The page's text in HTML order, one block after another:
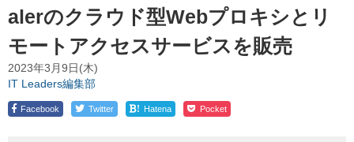
alerのクラウド型Webプロキシとリ
モートアクセスサービスを販売
2023年3月9日(木)
IT Leaders編集部
Facebook Twitter ! Hatena Pocket